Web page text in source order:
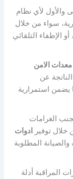
والأول لأي نظام
سواء من خلال
أو الإطفاء التلقائي
معدات الامن
عن
يضمن استمرارية
الغرامات
خلال توفير
ادوات
المطلوبة
المراقبة أدلة